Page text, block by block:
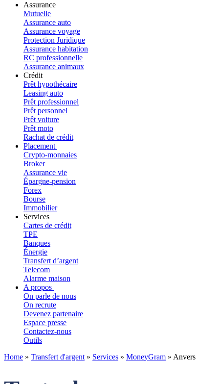
Assurance
Mutuelle
Assurance auto
Assurance voyage
Protection Juridique
Assurance habitation
RC professionnelle
Assurance animaux
Crédit
Prêt hypothécaire
Leasing auto
Prêt professionnel
Prêt personnel
Prêt voiture
Prêt moto
Rachat de crédit
Placement
Crypto-monnaies
Broker
Assurance vie
Épargne-pension
Forex
Bourse
Immobilier
Services
Cartes de crédit
TPE
Banques
Énergie
Transfert d’argent
Telecom
Alarme maison
A propos
On parle de nous
On recrute
Devenez partenaire
Espace presse
Contactez-nous
Outils
Home » Transfert d'argent » Services » MoneyGram » Anvers